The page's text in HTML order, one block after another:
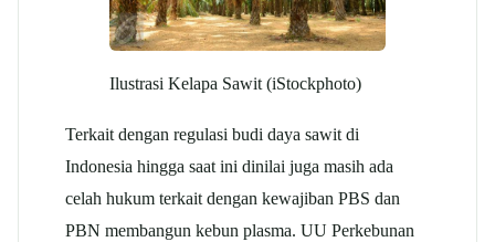
Ilustrasi Kelapa Sawit (iStockphoto)
Terkait dengan regulasi budi daya sawit di
Indonesia hingga saat ini dinilai juga masih ada
celah hukum terkait dengan kewajiban PBS dan
PBN membangun kebun plasma. UU Perkebunan